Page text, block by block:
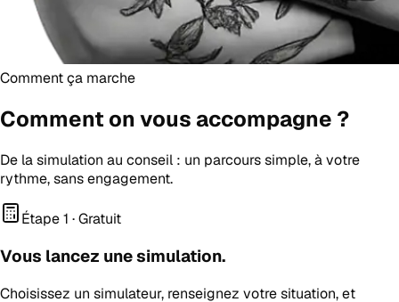
Comment ça marche
Comment on vous accompagne ?
De la simulation au conseil : un parcours simple, à votre
rythme, sans engagement.
Étape 1 · Gratuit
Vous lancez une simulation.
Choisissez un simulateur, renseignez votre situation, et